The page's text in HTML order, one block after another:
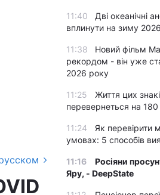
11:40
Дві океанічні
вплинути на зиму
11:38
Новий фільм
рекордом - він уже
2026 року
11:25
Життя цих
перевернеться на
11:24
Як перевірити
умовах: 5 способів
11:16
Росіяни
Яру, - DeepState